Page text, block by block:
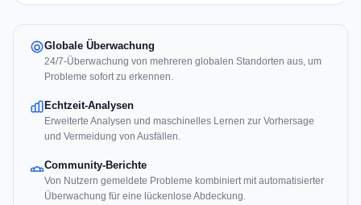
Globale Überwachung
24/7-Überwachung von mehreren globalen Standorten aus, um
Probleme sofort zu erkennen.
Echtzeit-Analysen
Erweiterte Analysen und maschinelles Lernen zur Vorhersage
und Vermeidung von Ausfällen.
Community-Berichte
Von Nutzern gemeldete Probleme kombiniert mit automatisierter
Überwachung für eine lückenlose Abdeckung.